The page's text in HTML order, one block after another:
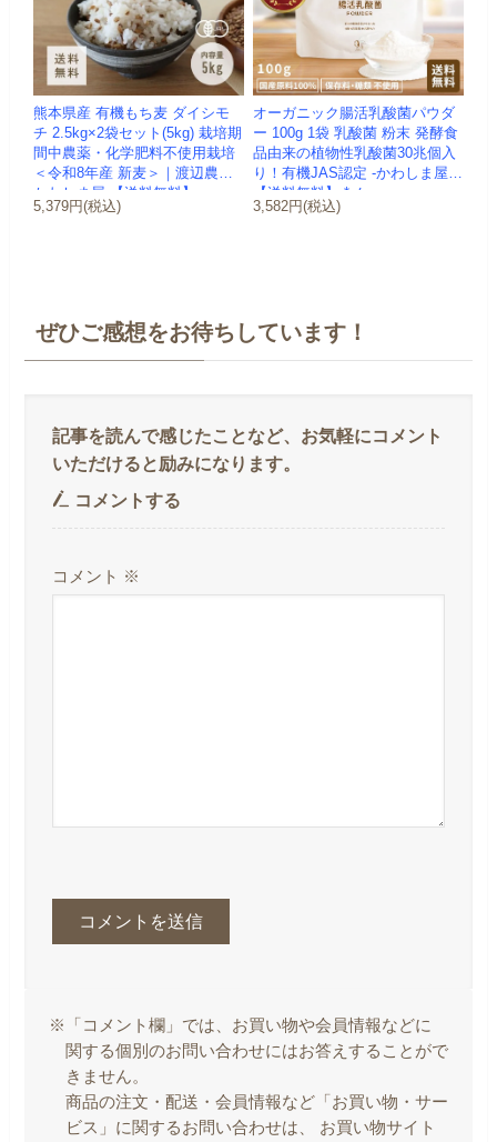
熊本県産 有機もち麦 ダイシモ
チ 2.5kg×2袋セット(5kg) 栽培期
間中農薬・化学肥料不使用栽培
＜令和8年産 新麦＞｜渡辺農産 -
かわしま屋-【送料無料】
5,379円(税込)
オーガニック腸活乳酸菌パウダ
ー 100g 1袋 乳酸菌 粉末 発酵食
品由来の植物性乳酸菌30兆個入
り！有機JAS認定 -かわしま屋-
【送料無料】 *メ...
3,582円(税込)
※「コメント欄」では、お買い物や会員情報などに
関する個別のお問い合わせにはお答えすることがで
きません。
商品の注文・配送・会員情報など「お買い物・サー
ビス」に関するお問い合わせは、 お買い物サイト
ぜひご感想をお待ちしています！
コメントする
コメント ※